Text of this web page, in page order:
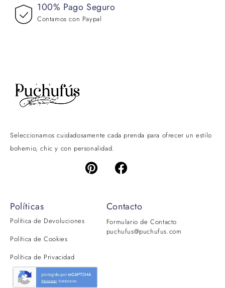
100% Pago Seguro
Contamos con Paypal
Seleccionamos cuidadosamente cada prenda para ofrecer un estilo
bohemio, chic y con personalidad.
Políticas
Política de Devoluciones
Política de Cookies
Política de Privacidad
Contacto
Formulario de Contacto
puchufus@puchufus.com